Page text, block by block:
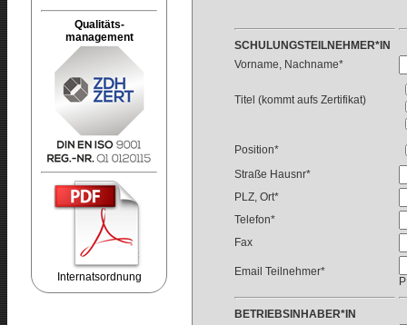
Qualitäts-
management
Internatsordnung
SCHULUNGSTEILNEHMER*IN
Vorname, Nachname*
Titel (kommt aufs Zertifikat)
Position*
Straße Hausnr*
PLZ, Ort*
Telefon*
Fax
Email Teilnehmer*
BETRIEBSINHABER*IN